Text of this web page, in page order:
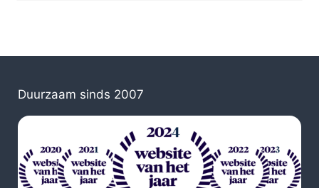
Duurzaam sinds 2007